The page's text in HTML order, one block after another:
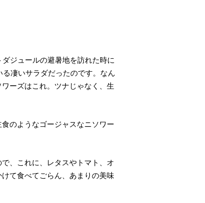
ジュールの避暑地を訪れた時に
凄いサラダだったのです。なん
ーズはこれ。ツナじゃなく、生
のようなゴージャスなニソワー
で 、これに、レタスやトマト、オ
て食べてごらん、あまりの美味